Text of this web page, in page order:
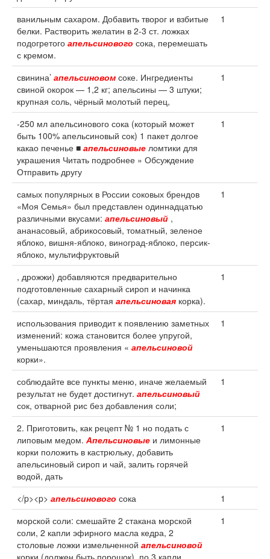
ванильным сахаром. Добавить творог и взбитые
белки. Растворить желатин в 2-3 ст. ложках
подогретого апельсинового сока, перемешать
с кремом.
1
свинина’ апельсиновом соке. Ингредиенты
свиной окорок — 1,2 кг; апельсины — 3 штуки;
крупная соль, чёрный молотый перец,
1
-250 мл апельсинового сока (который может
быть 100% апельсиновый сок) 1 пакет долгое
какао печенье ■ апельсиновые ломтики для
украшения Читать подробнее » Обсуждение
Отправить другу
1
самых популярных в России соковых брендов
«Моя Семья» был представлен одиннадцатью
различными вкусами: апельсиновый ,
ананасовый, абрикосовый, томатный, зеленое
яблоко, вишня-яблоко, виноград-яблоко, персик-
яблоко, мультифруктовый
1
, дрожжи) добавляются предварительно
подготовленные сахарный сироп и начинка
(сахар, миндаль, тёртая апельсиновая корка).
1
использования приводит к появлению заметных
изменений: кожа становится более упругой,
уменьшаются проявления « апельсиновой
корки».
1
соблюдайте все пункты меню, иначе желаемый
результат не будет достигнут. апельсиновый
сок, отварной рис без добавления соли;
1
2. Приготовить, как рецепт № 1 но подать с
липовым медом. Апельсиновые и лимонные
корки положить в кастрюльку, добавить
апельсиновый сироп и чай, залить горячей
водой, дать
1
</p><p> апельсинового сока
1
морской соли: смешайте 2 стакана морской
соли, 2 капли эфирного масла кедра, 2
столовые ложки измельченной апельсиновой
корки (должен быть порошок), по 3 капли
1